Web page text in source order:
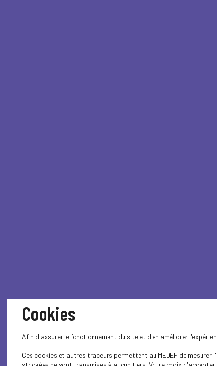
Cookies
Afin d'assurer le fonctionnement du site et d'en améliorer
Ces cookies et autres traceurs permettent au MEDEF de
stockées ne sont transmises à aucun tiers. Votre choix